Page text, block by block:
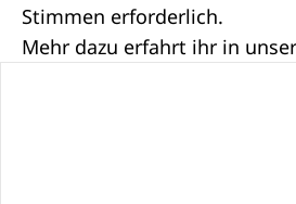
Stimmen erforderlich.
Mehr dazu erfahrt ihr in